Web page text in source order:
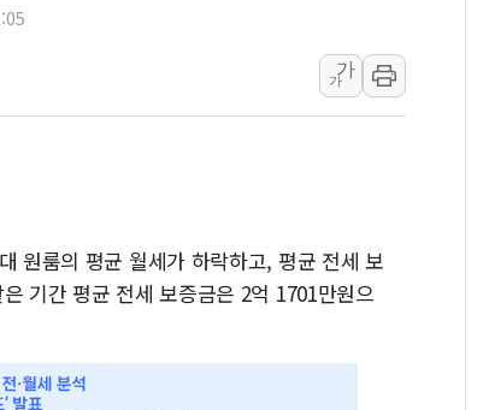
정재헌 CEO, SKT 장기고객 400
최태원, 노소영에 9440억 지급 확
하나금융, 명동 소상공인에 '행복상자
인천시 광복절 현수막 '태극기 거꾸
병무청, 보충역 전면 손질… 예술·
홈플러스發 대형마트 판매, 역대
윤준병·이해민 의원, '정부 특사'로
'호우·산사태 주의보' 울진 시간당
가
가
원룸의 평균 월세가 하락하고, 평균 전세 보
기간 평균 전세 보증금은 2억 1701만원으